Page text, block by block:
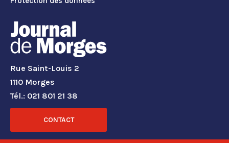
Rue Saint-Louis 2
1110 Morges
Tél.: 021 801 21 38
CONTACT